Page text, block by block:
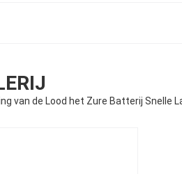
van de Lood het Zure Batterij Snelle